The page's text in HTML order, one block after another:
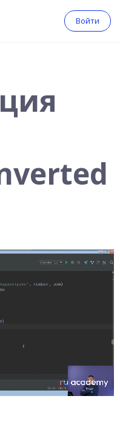
Войти